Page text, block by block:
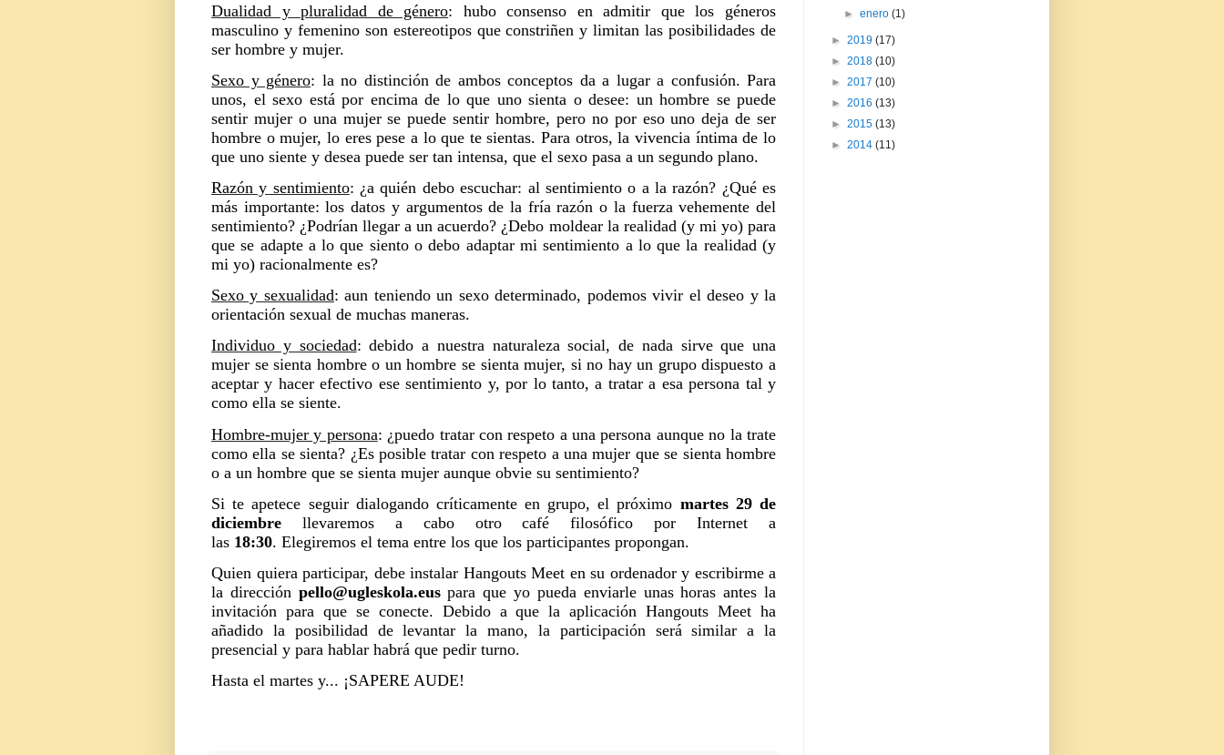
Dualidad y pluralidad de género: hubo consenso en admitir que los géneros
masculino y femenino son estereotipos que constriñen y limitan las posibilidades de
ser hombre y mujer.
Sexo y género: la no distinción de ambos conceptos da a lugar a confusión. Para
unos, el sexo está por encima de lo que uno sienta o desee: un hombre se puede
sentir mujer o una mujer se puede sentir hombre, pero no por eso uno deja de ser
hombre o mujer, lo eres pese a lo que te sientas. Para otros, la vivencia íntima de lo
que uno siente y desea puede ser tan intensa, que el sexo pasa a un segundo plano.
Razón y sentimiento: ¿a quién debo escuchar: al sentimiento o a la razón? ¿Qué es
más importante: los datos y argumentos de la fría razón o la fuerza vehemente del
sentimiento? ¿Podrían llegar a un acuerdo? ¿Debo moldear la realidad (y mi yo) para
que se adapte a lo que siento o debo adaptar mi sentimiento a lo que la realidad (y
mi yo) racionalmente es?
Sexo y sexualidad: aun teniendo un sexo determinado, podemos vivir el deseo y la
orientación sexual de muchas maneras.
Individuo y sociedad: debido a nuestra naturaleza social, de nada sirve que una
mujer se sienta hombre o un hombre se sienta mujer, si no hay un grupo dispuesto a
aceptar y hacer efectivo ese sentimiento y, por lo tanto, a tratar a esa persona tal y
como ella se siente.
Hombre-mujer y persona: ¿puedo tratar con respeto a una persona aunque no la trate
como ella se sienta? ¿Es posible tratar con respeto a una mujer que se sienta hombre
o a un hombre que se sienta mujer aunque obvie su sentimiento?
Si te apetece seguir dialogando críticamente en grupo, el próximo martes 29 de
diciembre llevaremos a cabo otro café filosófico por Internet a
las 18:30. Elegiremos el tema entre los que los participantes propongan.
Quien quiera participar, debe instalar Hangouts Meet en su ordenador y escribirme a
la dirección pello@ugleskola.euspara que yo pueda enviarle unas horas antes la
invitación para que se conecte. Debido a que la aplicación Hangouts Meet ha
añadido la posibilidad de levantar la mano, la participación será similar a la
presencial y para hablar habrá que pedir turno.
Hasta el martes y... ¡SAPERE AUDE!
►enero(1)
► 2019 (17)
► 2018 (10)
► 2017 (10)
► 2016 (13)
► 2015 (13)
► 2014 (11)